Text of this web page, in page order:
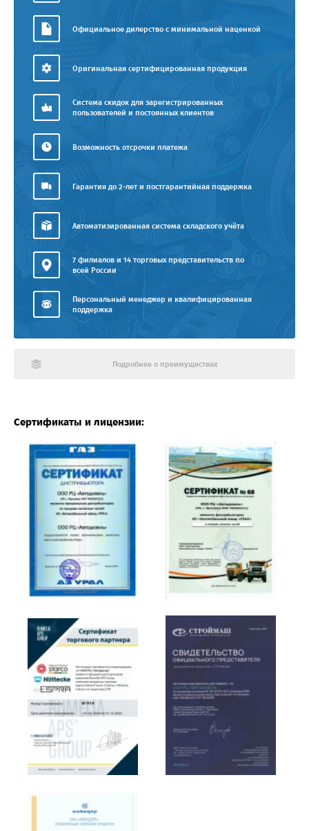
Официальное дилерство с минимальной наценкой
Оригинальная сертифицированная продукция
Система скидок для зарегистрированных
пользователей и постоянных клиентов
Возможность отсрочки платежа
Гарантия до 2-лет и постгарантийная поддержка
Автоматизированная система складского учёта
7 филиалов и 14 торговых представительств по
всей России
Персональный менеджер и квалифицированная
поддержка
Подробнее о преимуществах
Сертификаты и лицензии: